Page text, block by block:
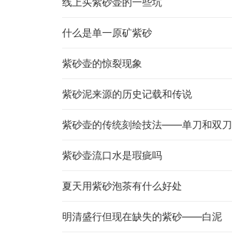
什么是单一原矿紫砂
紫砂壶的惊裂现象
紫砂泥来源的历史记载和传说
紫砂壶的传统刻绘技法——单刀和双刀
紫砂壶流口水是瑕疵吗
夏天用紫砂泡茶有什么好处
明清盛行但现在缺失的紫砂——白泥